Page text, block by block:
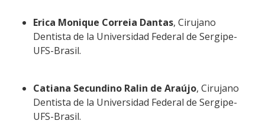
Erica Monique Correia Dantas, Cirujano
Dentista de la Universidad Federal de Sergipe-
UFS-Brasil.
Catiana Secundino Ralin de Araújo, Cirujano
Dentista de la Universidad Federal de Sergipe-
UFS-Brasil.